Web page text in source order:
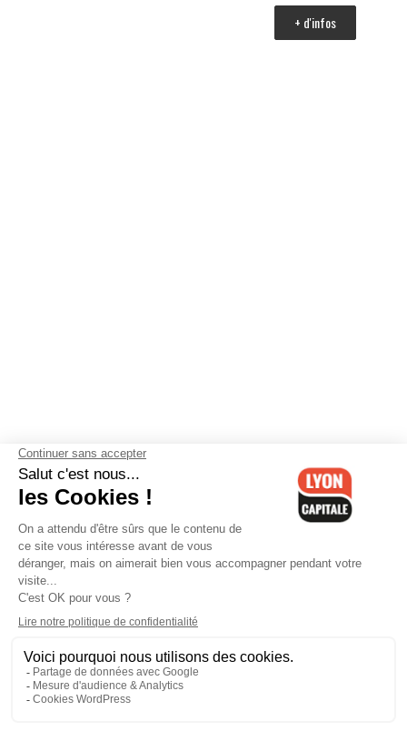
+ d'infos
Contactez-nous-Mentions légales-CGV-Politique de
confidentialité-Gestion des cookies